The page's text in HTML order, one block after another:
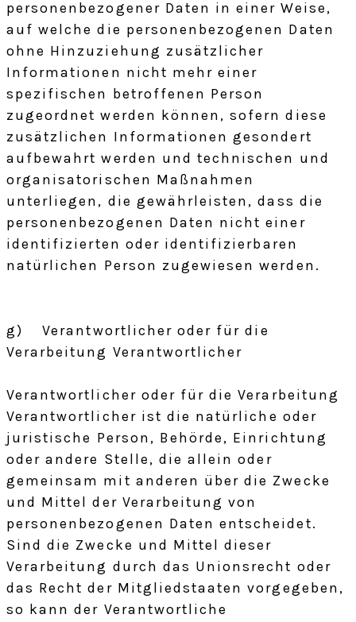
personenbezogener Daten in einer Weise,
auf welche die personenbezogenen Daten
ohne Hinzuziehung zusätzlicher
Informationen nicht mehr einer
spezifischen betroffenen Person
zugeordnet werden können, sofern diese
zusätzlichen Informationen gesondert
aufbewahrt werden und technischen und
organisatorischen Maßnahmen
unterliegen, die gewährleisten, dass die
personenbezogenen Daten nicht einer
identifizierten oder identifizierbaren
natürlichen Person zugewiesen werden.
g) Verantwortlicher oder für die
Verarbeitung Verantwortlicher
Verantwortlicher oder für die Verarbeitung
Verantwortlicher ist die natürliche oder
juristische Person, Behörde, Einrichtung
oder andere Stelle, die allein oder
gemeinsam mit anderen über die Zwecke
und Mittel der Verarbeitung von
personenbezogenen Daten entscheidet.
Sind die Zwecke und Mittel dieser
Verarbeitung durch das Unionsrecht oder
das Recht der Mitgliedstaaten vorgegeben,
so kann der Verantwortliche